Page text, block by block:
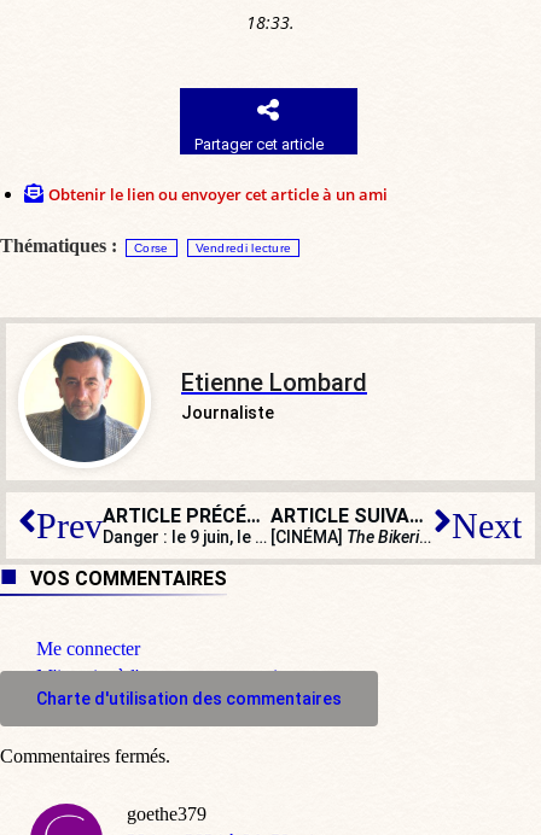
18:33.
Partager cet article
Obtenir le lien ou envoyer cet article à un ami
Thématiques : Corse Vendredi lecture
Etienne Lombard
Journaliste
Prev ARTICLE PRÉCÉDENT
Danger : le 9 juin, le vote LFI a explosé dans les villes d’immigration
ARTICLE SUIVANT
[CINÉMA] The Bikeriders ,
Next
VOS COMMENTAIRES
Me connecter
M'inscrire à l'espace commentaire
Charte d'utilisation des commentaires
goethe379
Commentaires fermés.